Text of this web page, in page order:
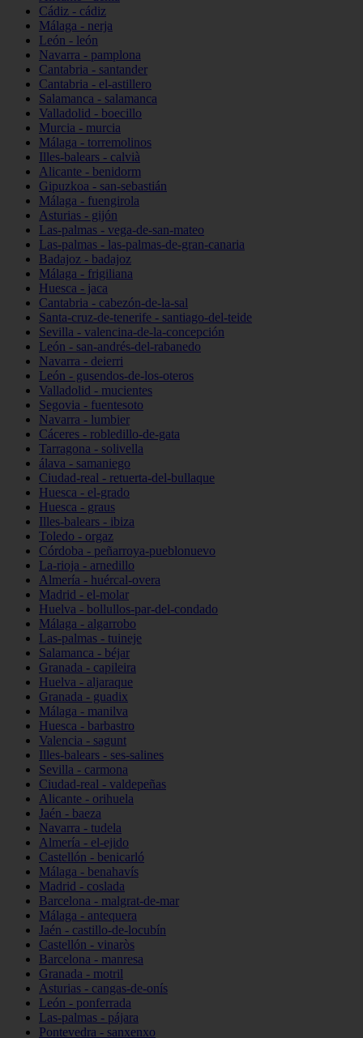
Cádiz - cádiz
Málaga - nerja
León - león
Navarra - pamplona
Cantabria - santander
Cantabria - el-astillero
Salamanca - salamanca
Valladolid - boecillo
Murcia - murcia
Málaga - torremolinos
Illes-balears - calvià
Alicante - benidorm
Gipuzkoa - san-sebastián
Málaga - fuengirola
Asturias - gijón
Las-palmas - vega-de-san-mateo
Las-palmas - las-palmas-de-gran-canaria
Badajoz - badajoz
Málaga - frigiliana
Huesca - jaca
Cantabria - cabezón-de-la-sal
Santa-cruz-de-tenerife - santiago-del-teide
Sevilla - valencina-de-la-concepción
León - san-andrés-del-rabanedo
Navarra - deierri
León - gusendos-de-los-oteros
Valladolid - mucientes
Segovia - fuentesoto
Navarra - lumbier
Cáceres - robledillo-de-gata
Tarragona - solivella
álava - samaniego
Ciudad-real - retuerta-del-bullaque
Huesca - el-grado
Huesca - graus
Illes-balears - ibiza
Toledo - orgaz
Córdoba - peñarroya-pueblonuevo
La-rioja - arnedillo
Almería - huércal-overa
Madrid - el-molar
Huelva - bollullos-par-del-condado
Málaga - algarrobo
Las-palmas - tuineje
Salamanca - béjar
Granada - capileira
Huelva - aljaraque
Granada - guadix
Málaga - manilva
Huesca - barbastro
Valencia - sagunt
Illes-balears - ses-salines
Sevilla - carmona
Ciudad-real - valdepeñas
Alicante - orihuela
Jaén - baeza
Navarra - tudela
Almería - el-ejido
Castellón - benicarló
Málaga - benahavís
Madrid - coslada
Barcelona - malgrat-de-mar
Málaga - antequera
Jaén - castillo-de-locubín
Castellón - vinaròs
Barcelona - manresa
Granada - motril
Asturias - cangas-de-onís
León - ponferrada
Las-palmas - pájara
Pontevedra - sanxenxo